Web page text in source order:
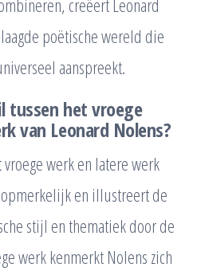
creëert Leonard
poëtische wereld die
aanspreekt.
tussen het vroege
van Leonard Nolens?
werk en latere werk
en illustreert de
stijl en thematiek door de
werk kenmerkt Nolens zich